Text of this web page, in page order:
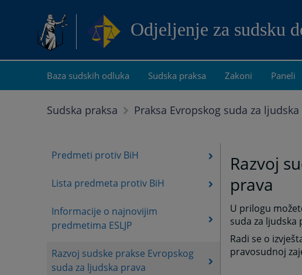
Odjeljenje za sudsku
Baza sudskih odluka Sudska praksa Zakoni Paneli
Sudska praksa Praksa Evropskog suda za ljudska
Predmeti protiv BiH
Lista predmeta protiv BiH
Informacije o najnovijim
predmetima ESLJP
Razvoj sudske prakse Evropskog
suda za ljudska prava
Razvoj
prava
U prilogu
suda za ljudska
Radi se o
pravosudnoj